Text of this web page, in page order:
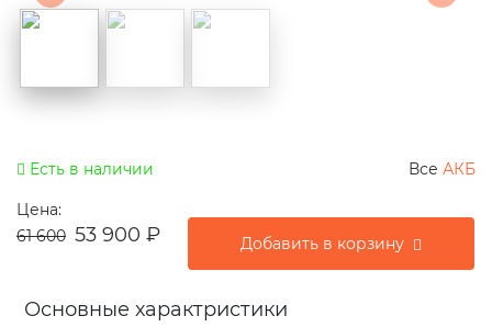
Есть в наличии Все АКБ
Цена:
61 600 53 900 ₽ Добавить в корзину
Основные характристики